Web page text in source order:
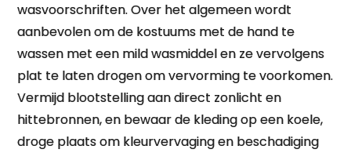
wasvoorschriften. Over het algemeen wordt
aanbevolen om de kostuums met de hand te
wassen met een mild wasmiddel en ze vervolgens
plat te laten drogen om vervorming te voorkomen.
Vermijd blootstelling aan direct zonlicht en
hittebronnen, en bewaar de kleding op een koele,
droge plaats om kleurvervaging en beschadiging